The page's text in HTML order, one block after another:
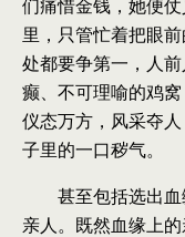
们痛惜金钱，她便
里，只管忙着把眼
处都要争第一，人
癫、不可理喻的鸡
仪态万方，风采夺
子里的一口秽气。
甚至包括选出血
亲人。既然血缘上